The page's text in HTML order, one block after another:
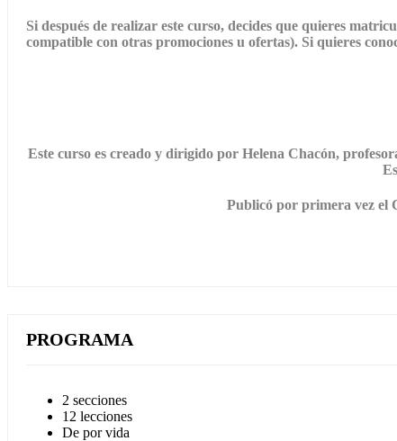
Si después de realizar este curso, decides que quieres
compatible con otras promociones u ofertas). Si quieres
Este curso es creado y dirigido por Helena Chacón,
Publicó por primera vez el
PROGRAMA
2 secciones
12 lecciones
De por vida